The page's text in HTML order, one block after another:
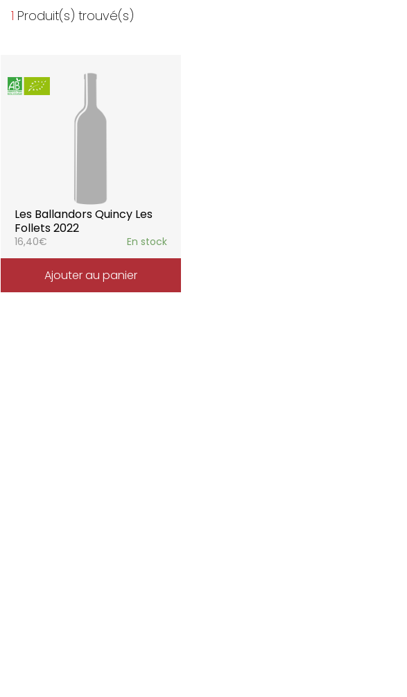
1 Produit(s) trouvé(s)
Les Ballandors Quincy Les
Follets 2022
16,40€ En stock
Ajouter au panier